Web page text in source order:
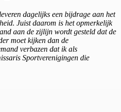
dagelijks een bijdrage aan het
Juist daarom is het opmerkelijk
aan de zijlijn wordt gesteld dat de
moet kijken dan de
verbazen dat ik als
Sportverenigingen die